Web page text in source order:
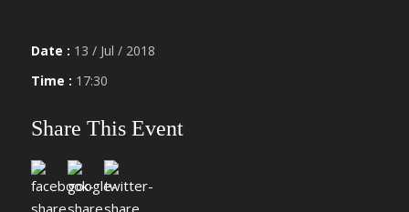
Date : 13 / Jul / 2018
Time : 17:30
Share This Event